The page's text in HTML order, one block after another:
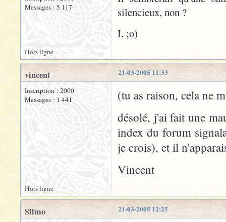
Messages : 5 117
silencieux, non ?
I. ;o)
Hors ligne
21-03-2005 11:33
vincent
Inscription : 2000
Messages : 1 441
(tu as raison, cela ne
désolé, j'ai fait une
index du forum
je crois), et il
Vincent
Hors ligne
21-03-2005 12:25
Silmo